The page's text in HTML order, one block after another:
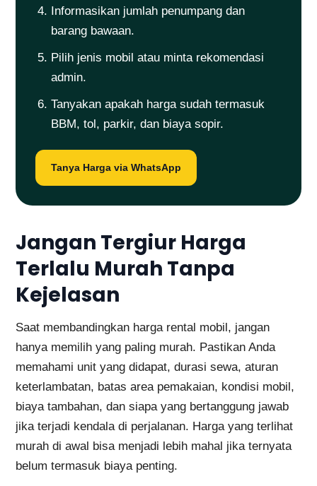
Informasikan jumlah penumpang dan
barang bawaan.
Pilih jenis mobil atau minta rekomendasi
admin.
Tanyakan apakah harga sudah termasuk
BBM, tol, parkir, dan biaya sopir.
Tanya Harga via WhatsApp
Jangan Tergiur Harga
Terlalu Murah Tanpa
Kejelasan
Saat membandingkan harga rental mobil, jangan
hanya memilih yang paling murah. Pastikan Anda
memahami unit yang didapat, durasi sewa, aturan
keterlambatan, batas area pemakaian, kondisi mobil,
biaya tambahan, dan siapa yang bertanggung jawab
jika terjadi kendala di perjalanan. Harga yang terlihat
murah di awal bisa menjadi lebih mahal jika ternyata
belum termasuk biaya penting.